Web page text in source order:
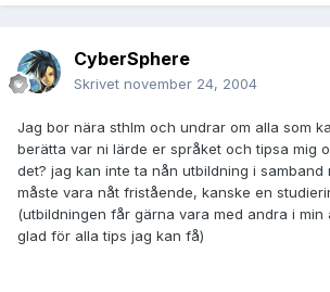
CyberSphere
Skrivet november 24, 2004
Jag bor nära sthlm och undrar om alla som
berätta var ni lärde er språket och tipsa mig
det? jag kan inte ta nån utbildning i samband
måste vara nåt fristående, kanske en
(utbildningen får gärna vara med andra i min
glad för alla tips jag kan få)